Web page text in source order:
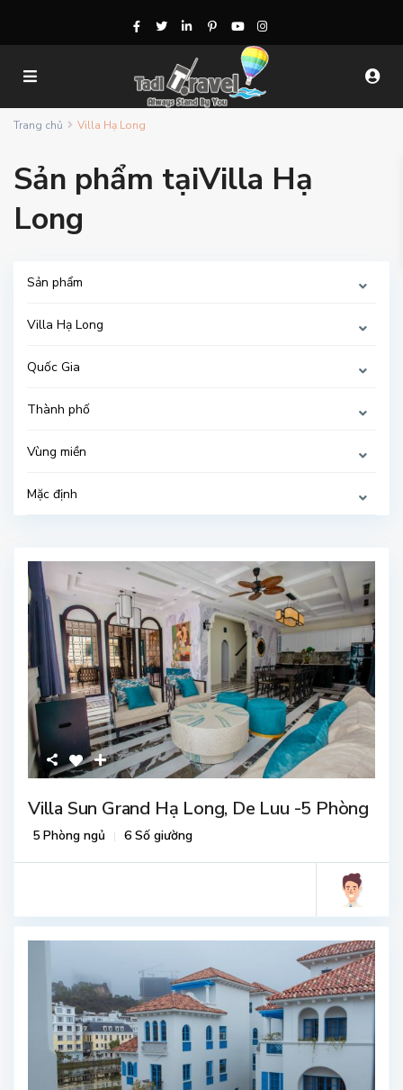
Trang chủ Villa Hạ Long
Sản phẩm tạiVilla Hạ
Long
Sản phẩm
Villa Hạ Long
Quốc Gia
Thành phố
Vùng miền
Mặc định
Villa Sun Grand Hạ Long, De Luu -5 Phòng
5 Phòng ngủ 6 Số giường